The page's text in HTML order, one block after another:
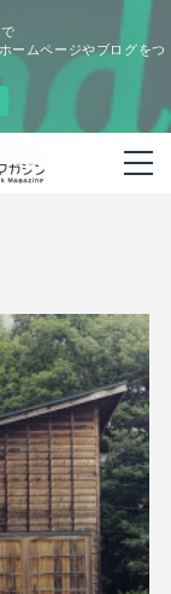
ームページやブログをつ